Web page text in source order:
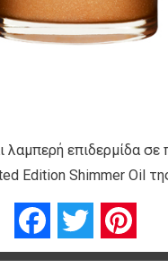
λαμπερή επιδερμίδα
Edition Shimmer Oil
FacebookTwitter